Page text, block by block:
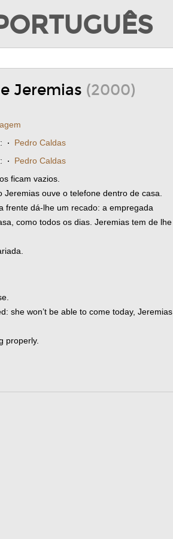
Jeremias (2000)
· Pedro Caldas
· Pedro Caldas
ficam vazios.
Jeremias ouve o telefone dentro de casa.
frente dá-lhe um recado: a empregada
como todos os dias. Jeremias tem de lhe
she won’t be able to come today, Jeremias
properly.